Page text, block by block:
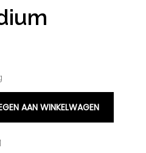
AAN WINKELWAGEN